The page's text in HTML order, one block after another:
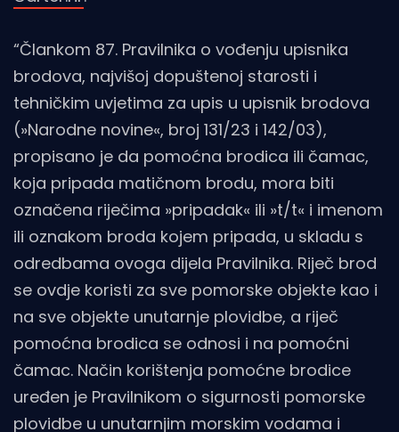
“Člankom 87. Pravilnika o vođenju upisnika
brodova, najvišoj dopuštenoj starosti i
tehničkim uvjetima za upis u upisnik brodova
(»Narodne novine«, broj 131/23 i 142/03),
propisano je da pomoćna brodica ili čamac,
koja pripada matičnom brodu, mora biti
označena riječima »pripadak« ili »t/t« i imenom
ili oznakom broda kojem pripada, u skladu s
odredbama ovoga dijela Pravilnika. Riječ brod
se ovdje koristi za sve pomorske objekte kao i
na sve objekte unutarnje plovidbe, a riječ
pomoćna brodica se odnosi i na pomoćni
čamac. Način korištenja pomoćne brodice
uređen je Pravilnikom o sigurnosti pomorske
plovidbe u unutarnjim morskim vodama i